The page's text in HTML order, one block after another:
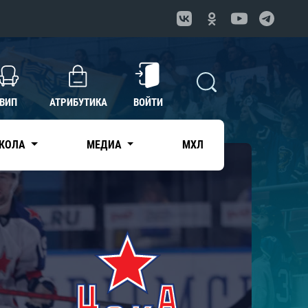
ВИП АТРИБУТИКА ВОЙТИ
МЕДИА МХЛ